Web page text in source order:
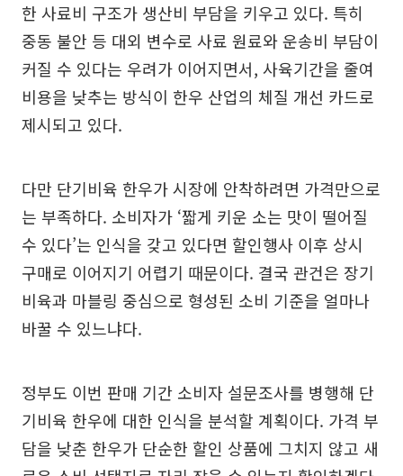
한 사료비 구조가 생산비 부담을 키우고 있다. 특히
중동 불안 등 대외 변수로 사료 원료와 운송비 부담이
커질 수 있다는 우려가 이어지면서, 사육기간을 줄여
비용을 낮추는 방식이 한우 산업의 체질 개선 카드로
제시되고 있다.
다만 단기비육 한우가 시장에 안착하려면 가격만으로
는 부족하다. 소비자가 ‘짧게 키운 소는 맛이 떨어질
수 있다’는 인식을 갖고 있다면 할인행사 이후 상시
구매로 이어지기 어렵기 때문이다. 결국 관건은 장기
비육과 마블링 중심으로 형성된 소비 기준을 얼마나
바꿀 수 있느냐다.
정부도 이번 판매 기간 소비자 설문조사를 병행해 단
기비육 한우에 대한 인식을 분석할 계획이다. 가격 부
담을 낮춘 한우가 단순한 할인 상품에 그치지 않고 새